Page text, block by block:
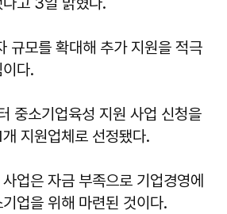
규모를 확대해 추가 지원을 적극
다.
중소기업육성 지원 사업 신청을
지원업체로 선정됐다.
업은 자금 부족으로 기업경영에
업을 위해 마련된 것이다.